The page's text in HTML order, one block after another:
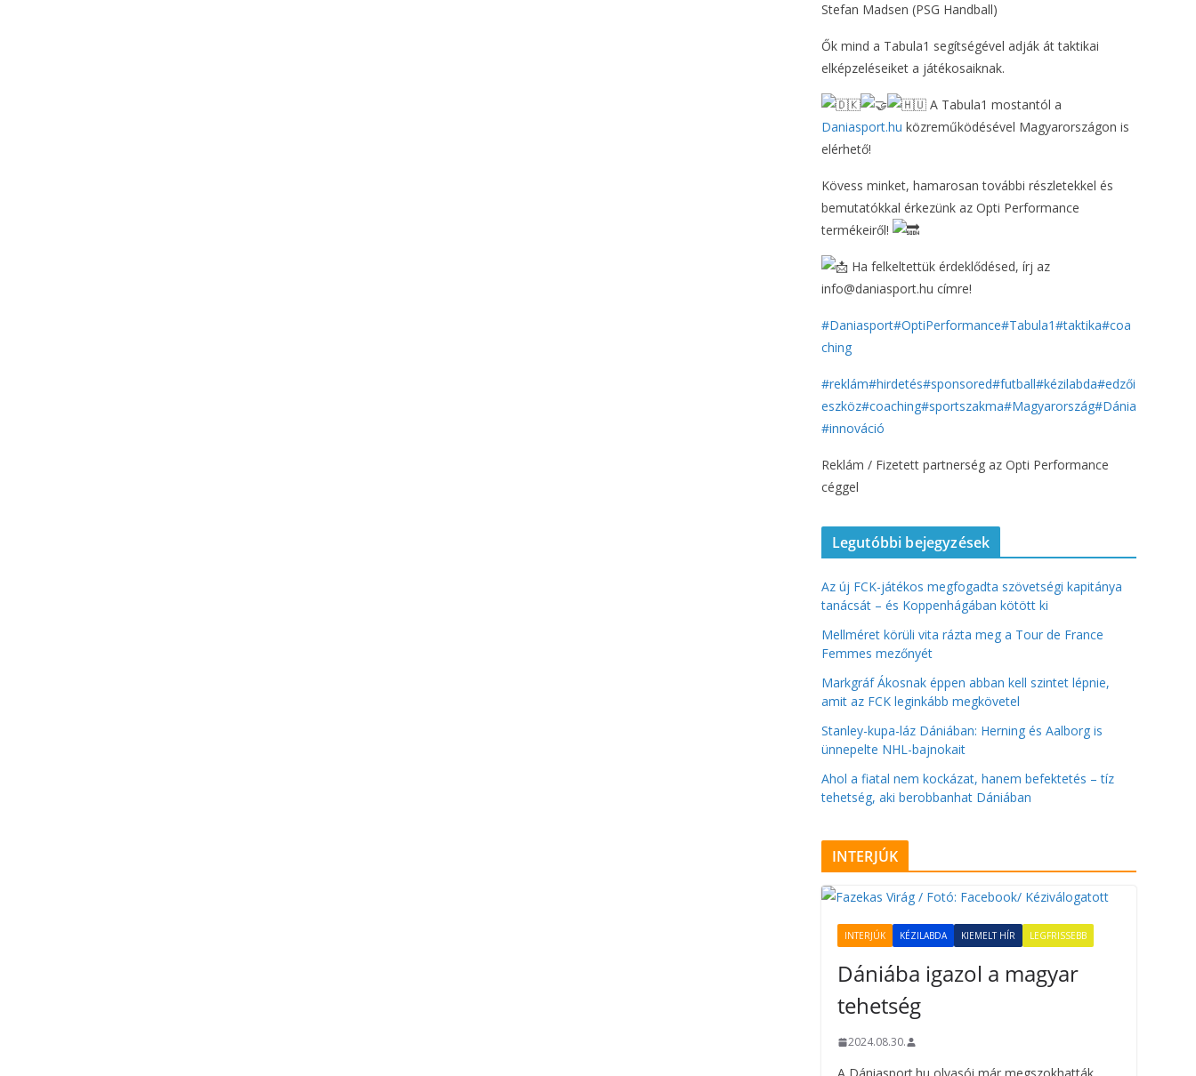
Stefan Madsen (PSG Handball)
Ők mind a Tabula1 segítségével adják át taktikai
elképzeléseiket a játékosaiknak.
A Tabula1 mostantól a
Daniasport.hu közreműködésével Magyarországon is
elérhető!
Kövess minket, hamarosan további részletekkel és
bemutatókkal érkezünk az Opti Performance
termékeiről!
Ha felkeltettük érdeklődésed, írj az
info@daniasport.hu címre!
#Daniasport#OptiPerformance#Tabula1#taktika#coa
ching
#reklám#hirdetés#sponsored#futball#kézilabda#edzői
eszköz#coaching#sportszakma#Magyarország#Dánia
#innováció
Reklám / Fizetett partnerség az Opti Performance
céggel
Legutóbbi bejegyzések
Az új FCK-játékos megfogadta szövetségi kapitánya
tanácsát – és Koppenhágában kötött ki
Mellméret körüli vita rázta meg a Tour de France
Femmes mezőnyét
Markgráf Ákosnak éppen abban kell szintet lépnie,
amit az FCK leginkább megkövetel
Stanley-kupa-láz Dániában: Herning és Aalborg is
ünnepelte NHL-bajnokait
Ahol a fiatal nem kockázat, hanem befektetés – tíz
tehetség, aki berobbanhat Dániában
INTERJÚK
INTERJÚK KÉZILABDA KIEMELT HÍR LEGFRISSEBB
Dániába igazol a magyar
tehetség
2024.08.30.